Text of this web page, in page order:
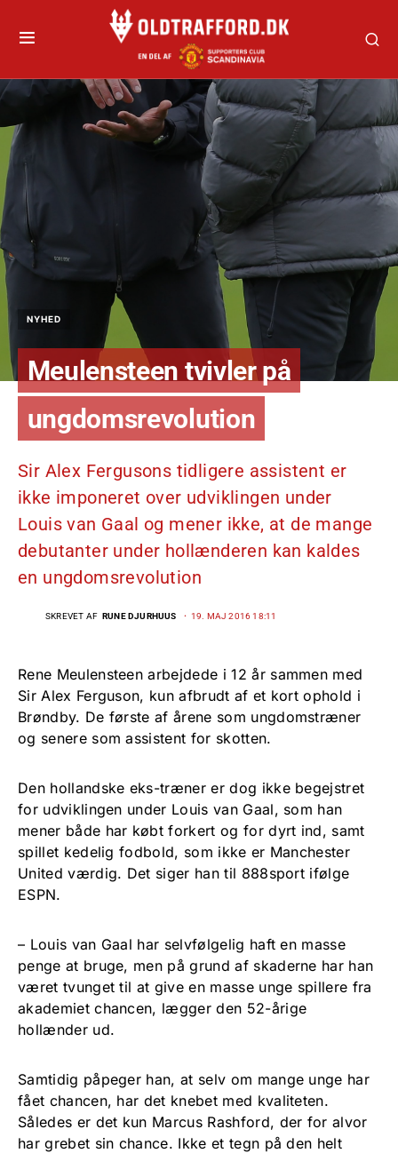
NYHED
Meulensteen tvivler på
ungdomsrevolution
Sir Alex Fergusons tidligere assistent er
ikke imponeret over udviklingen under
Louis van Gaal og mener ikke, at de mange
debutanter under hollænderen kan kaldes
en ungdomsrevolution
SKREVET AF RUNE DJURHUUS 19. MAJ 2016 18:11
Rene Meulensteen arbejdede i 12 år sammen med
Sir Alex Ferguson, kun afbrudt af et kort ophold i
Brøndby. De første af årene som ungdomstræner
og senere som assistent for skotten.
Den hollandske eks-træner er dog ikke begejstret
for udviklingen under Louis van Gaal, som han
mener både har købt forkert og for dyrt ind, samt
spillet kedelig fodbold, som ikke er Manchester
United værdig. Det siger han til 888sport ifølge
ESPN.
– Louis van Gaal har selvfølgelig haft en masse
penge at bruge, men på grund af skaderne har han
været tvunget til at give en masse unge spillere fra
akademiet chancen, lægger den 52-årige
hollænder ud.
Samtidig påpeger han, at selv om mange unge har
fået chancen, har det knebet med kvaliteten.
Således er det kun Marcus Rashford, der for alvor
har grebet sin chance. Ikke et tegn på den helt